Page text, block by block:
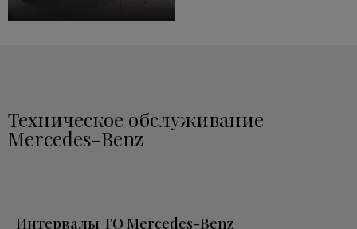
Техническое обслуживание
Mercedes-Benz
Интервалы ТО Mercedes-Benz